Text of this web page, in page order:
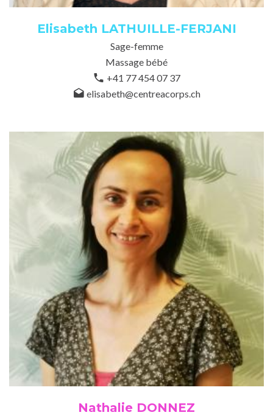
Elisabeth LATHUILLE-FERJANI
Sage-femme
Massage bébé
+41 77 454 07 37
elisabeth@centreacorps.ch
Nathalie DONNEZ